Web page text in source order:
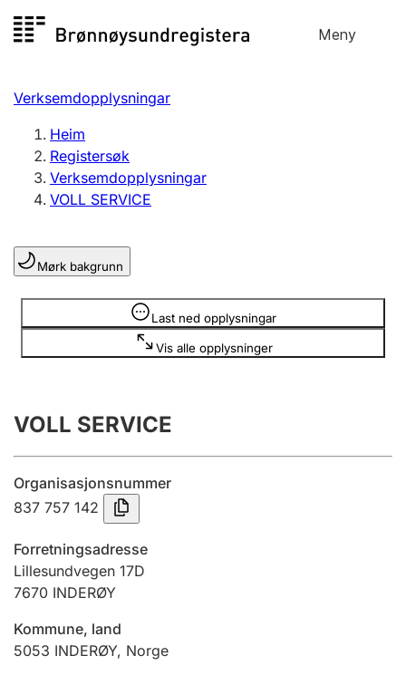
til
Meny
Registersøk
Aksjeselskap
Enkeltpersonføretak
Registrere, endre, slette
Lag og foreining
Registrere, endre, slette
Årsrekneskap
Innsending og forseinkingsgebyr
Tinglysing
Jeger
Verksemdopplysningar
Heim
Registersøk
Verksemdopplysningar
VOLL SERVICE
Mørk bakgrunn
Last ned opplysningar
Vis alle opplysninger
Opplysninger er skjult
VOLL SERVICE
Organisasjonsnummer
837 757 142
Forretningsadresse
Lillesundvegen 17D
7670 INDERØY
Kommune, land
5053 INDERØY, Norge